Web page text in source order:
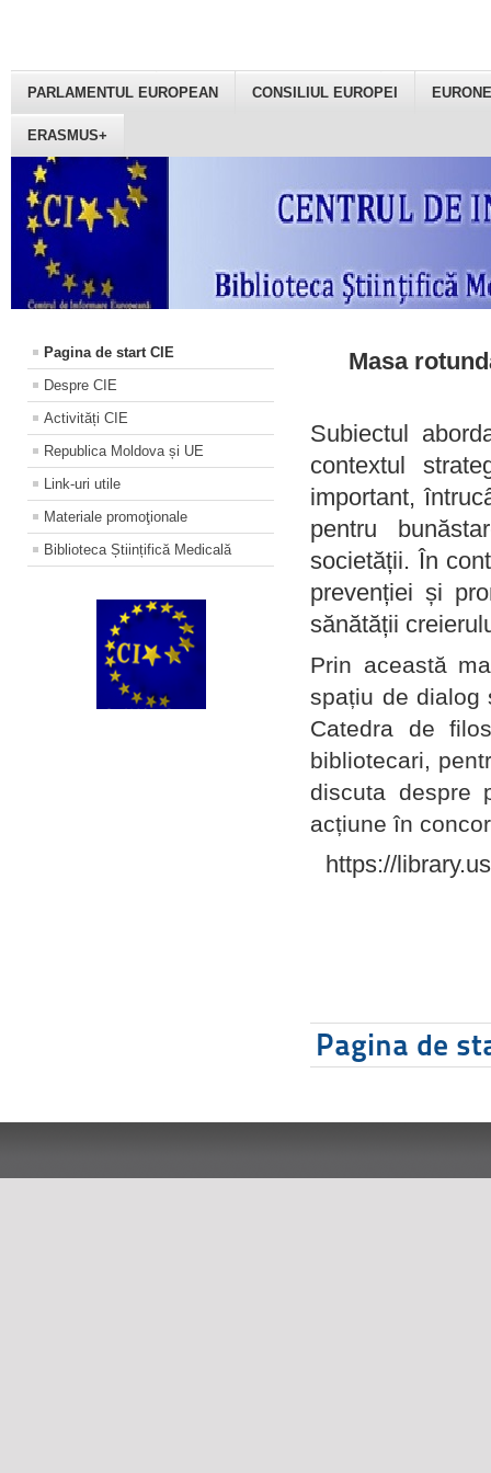
PARLAMENTUL EUROPEAN CONSILIUL EUROPEI
ERASMUS+
Pagina de start CIE
Despre CIE
Activități CIE
Republica Moldova și UE
Link-uri utile
Materiale promoţionale
Biblioteca Științifică Medicală
Masa
Subiectul
contextul
important,
pentru
societății. În
prevenției și
sănătății
Prin această
spațiu de dialog
Catedra de
bibliotecari,
discuta despre
acțiune în
https://
Pagina de